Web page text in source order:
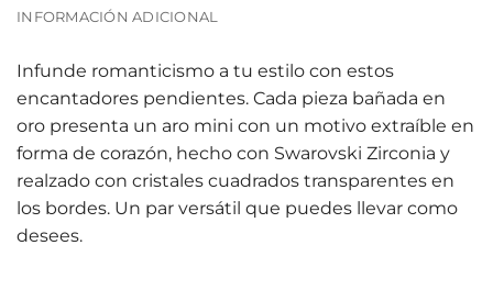
INFORMACIÓN ADICIONAL
Infunde romanticismo a tu estilo con estos
encantadores pendientes. Cada pieza bañada en
oro presenta un aro mini con un motivo extraíble en
forma de corazón, hecho con Swarovski Zirconia y
realzado con cristales cuadrados transparentes en
los bordes. Un par versátil que puedes llevar como
desees.